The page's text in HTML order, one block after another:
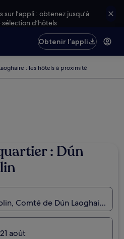
sur l’appli : obtenez jusqu’à
d’hôtels
Obtenir l’appli
: les hôtels à proximité
: Dún
Comté de Dún Laoghaire-
août